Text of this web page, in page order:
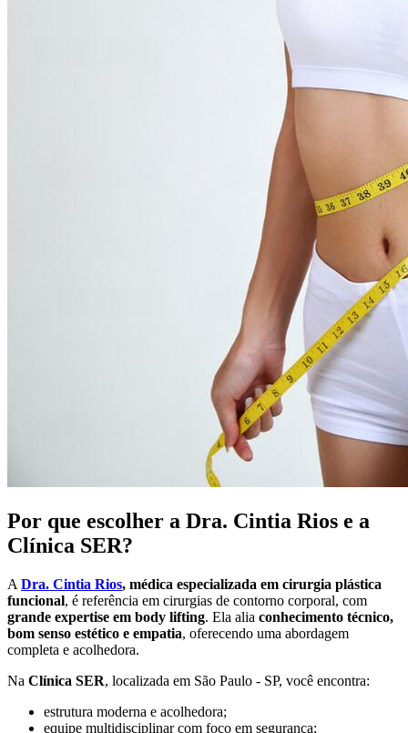
Por que escolher a Dra. Cintia Rios e a
Clínica SER?
A Dra. Cintia Rios, médica especializada em cirurgia plástica
funcional, é referência em cirurgias de contorno corporal, com
grande expertise em body lifting. Ela alia conhecimento técnico,
bom senso estético e empatia, oferecendo uma abordagem
completa e acolhedora.
Na Clínica SER, localizada em São Paulo - SP, você encontra:
estrutura moderna e acolhedora;
equipe multidisciplinar com foco em segurança;